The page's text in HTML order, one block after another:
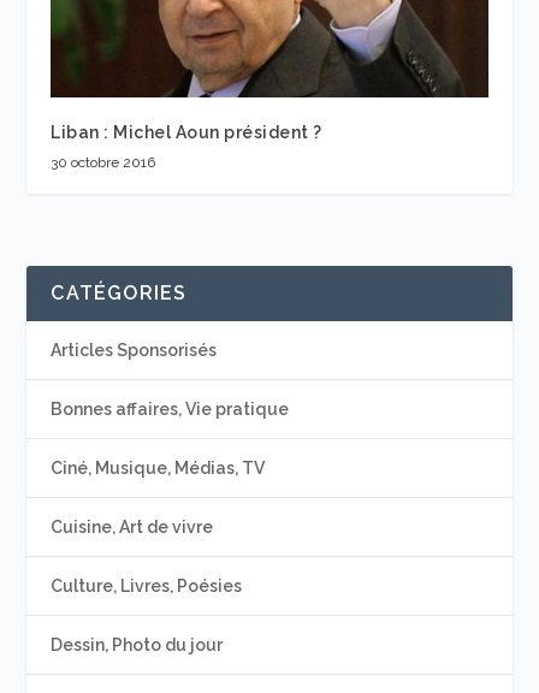
Liban : Michel Aoun président ?
30 octobre 2016
CATÉGORIES
Articles Sponsorisés
Bonnes affaires, Vie pratique
Ciné, Musique, Médias, TV
Cuisine, Art de vivre
Culture, Livres, Poésies
Dessin, Photo du jour